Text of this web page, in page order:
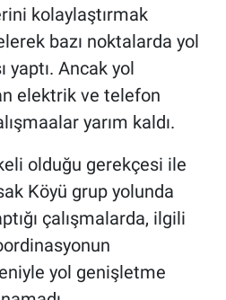
kolaylaştırmak
bazı noktalarda yol
yaptı. Ancak yol
elektrik ve telefon
yarım kaldı.
olduğu gerekçesi ile
Köyü grup yolunda
çalışmalarda, ilgili
yol genişletme